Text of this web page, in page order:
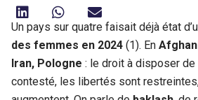
Un pays sur quatre faisait déjà état
des femmes en 2024 (1). En
Iran, Pologne : le droit à disposer
contesté, les libertés sont